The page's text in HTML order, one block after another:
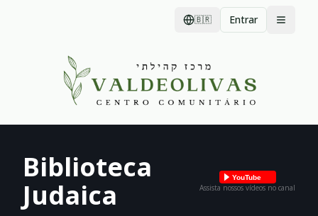
🇧🇷 Entrar
Biblioteca
Judaica
YouTube
Assista nossos vídeos no canal